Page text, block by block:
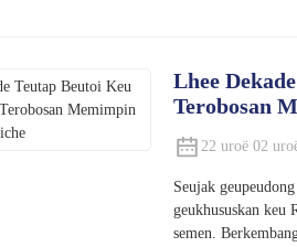
Lhee
Terobosan
22 uroë 02
Seujak
geukhususkan keu
semen.